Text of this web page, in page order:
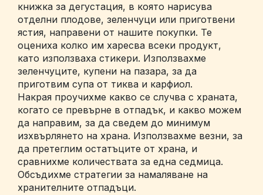
книжка за дегустация, в която нарисува
отделни плодове, зеленчуци или приготвени
ястия, направени от нашите покупки. Те
оцениха колко им харесва всеки продукт,
като използваха стикери. Използвахме
зеленчуците, купени на пазара, за да
приготвим супа от тиква и карфиол.
Накрая проучихме какво се случва с храната,
когато се превърне в отпадък, и какво можем
да направим, за да сведем до минимум
изхвърлянето на храна. Използвахме везни, за
да претеглим остатъците от храна, и
сравнихме количествата за една седмица.
Обсъдихме стратегии за намаляване на
хранителните отпадъци.